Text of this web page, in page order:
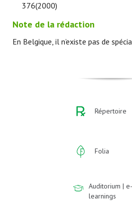
376(2000)
Note de la rédaction
En Belgique, il n’existe pas de
Répertoire
Folia
Auditorium | e-
learnings